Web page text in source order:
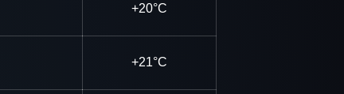
+20°C
+21°C